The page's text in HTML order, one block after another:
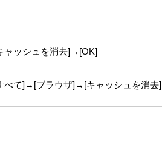
ャッシュを消去]→[OK]
て]→[ブラウザ]→[キャッシュを消去]